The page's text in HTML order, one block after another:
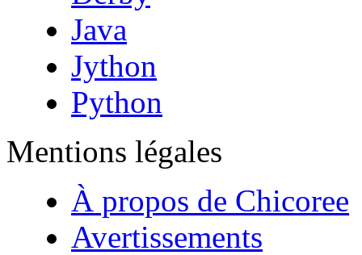
Java
Jython
Python
Mentions légales
À propos de Chicoree
Avertissements